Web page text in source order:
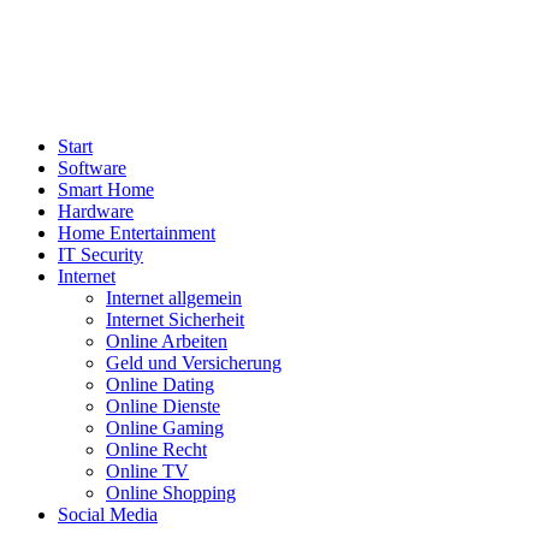
Start
Software
Smart Home
Hardware
Home Entertainment
IT Security
Internet
Internet allgemein
Internet Sicherheit
Online Arbeiten
Geld und Versicherung
Online Dating
Online Dienste
Online Gaming
Online Recht
Online TV
Online Shopping
Social Media